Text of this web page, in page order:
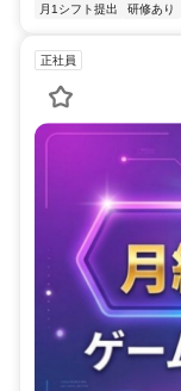
月1シフト提出
研修あり
正社員